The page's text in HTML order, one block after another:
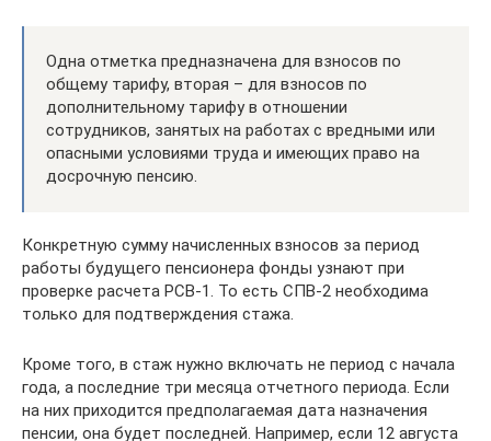
Одна отметка предназначена для взносов по
общему тарифу, вторая – для взносов по
дополнительному тарифу в отношении
сотрудников, занятых на работах с вредными или
опасными условиями труда и имеющих право на
досрочную пенсию.
Конкретную сумму начисленных взносов за период
работы будущего пенсионера фонды узнают при
проверке расчета РСВ-1. То есть СПВ-2 необходима
только для подтверждения стажа.
Кроме того, в стаж нужно включать не период с начала
года, а последние три месяца отчетного периода. Если
на них приходится предполагаемая дата назначения
пенсии, она будет последней. Например, если 12 августа